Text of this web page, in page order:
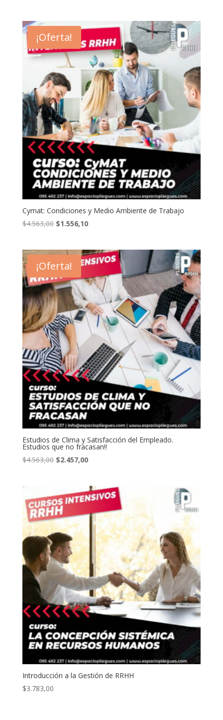
era:
$4.563,00.
es:
$2.301,00.
¡Oferta!
Cymat: Condiciones y Medio Ambiente de Trabajo
$4.563,00 El
era:
$4.563,00.
$1.556,10El
es:
$1.556,10.
¡Oferta!
Estudios de Clima y Satisfacción del Empleado.
Estudios que no fracasan!!
$4.563,00 El
era:
$4.563,00.
$2.457,00El
es:
$2.457,00.
Introducción a la Gestión de RRHH
$3.783,00